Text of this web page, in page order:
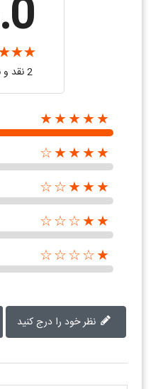
2 نقد و بررسی‌‌
★★★★★
★★★★☆
★★★☆☆
★★☆☆☆
★☆☆☆☆